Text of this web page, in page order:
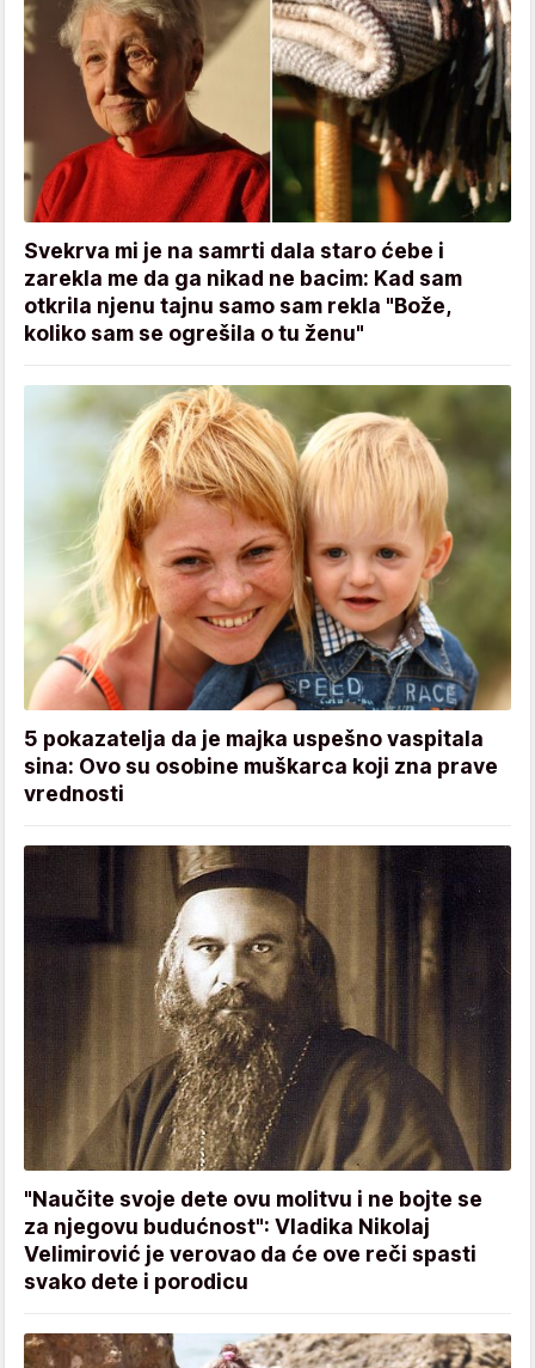
Svekrva mi je na samrti dala staro ćebe i
zarekla me da ga nikad ne bacim: Kad sam
otkrila njenu tajnu samo sam rekla "Bože,
koliko sam se ogrešila o tu ženu"
5 pokazatelja da je majka uspešno vaspitala
sina: Ovo su osobine muškarca koji zna prave
vrednosti
"Naučite svoje dete ovu molitvu i ne bojte se
za njegovu budućnost": Vladika Nikolaj
Velimirović je verovao da će ove reči spasti
svako dete i porodicu